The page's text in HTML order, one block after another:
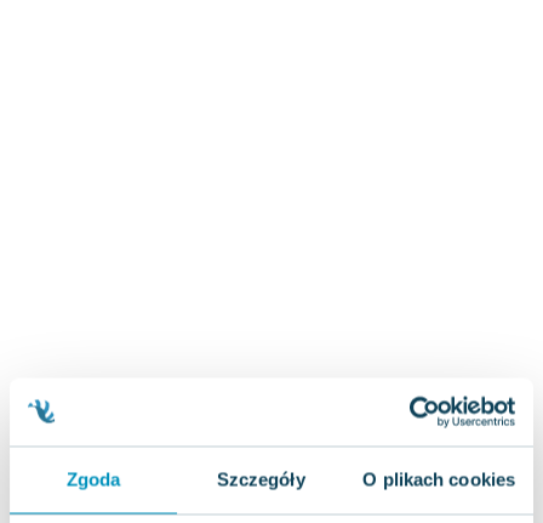
Zgoda Szczegóły O plikach cookies
Małgorzata Ohme
Maddie Ziegler
Leszek Czarnecki
Joanna Racewicz